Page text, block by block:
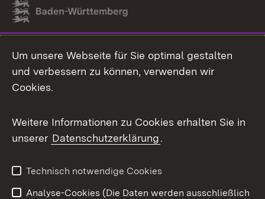
Link zum Landesportal
Um unsere Webseite für Sie optimal gestalten
und verbessern zu können, verwenden wir
Cookies.
Weitere Informationen zu Cookies erhalten Sie in
unserer Datenschutzerklärung.
Technisch notwendige Cookies
Analyse-Cookies (Die Daten werden ausschließlich